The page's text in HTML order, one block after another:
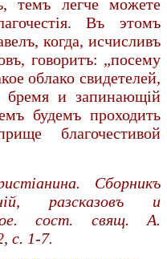
темъ легче можете
Въ этомъ
когда, исчисливъ
говоритъ: „посему
облако свидетелей,
бремя и запинающiй
будемъ проходить
благочестивой
Сборникъ
разсказовъ и
ое. сост. свящ. А.
c. 1-7.